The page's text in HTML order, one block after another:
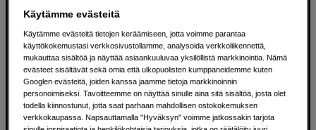
Käytämme evästeitä
Käytämme evästeitä tietojen keräämiseen, jotta voimme parantaa
käyttökokemustasi verkkosivustollamme, analysoida verkkoliikennettä,
mukauttaa sisältöä ja näyttää asiaankuuluvaa yksilöllistä markkinointia. Nämä
evästeet sisältävät sekä omia että ulkopuolisten kumppaneidemme kuten
Googlen evästeitä, joiden kanssa jaamme tietoja markkinoinnin
personoimiseksi. Tavoitteemme on näyttää sinulle aina sitä sisältöä, josta olet
todella kiinnostunut, jotta saat parhaan mahdollisen ostokokemuksen
verkkokaupassa. Napsauttamalla "Hyväksyn" voimme jatkossakin tarjota